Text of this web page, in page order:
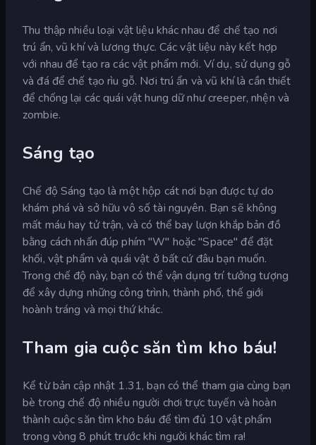
Thu thập nhiều loại vật liệu khác nhau để chế tạo nơi
trú ẩn, vũ khí và lương thực. Các vật liệu này kết hợp
với nhau để tạo ra các vật phẩm mới. Ví dụ, sử dụng gỗ
và đá để chế tạo rìu gỗ. Nơi trú ẩn và vũ khí là cần thiết
để chống lại các quái vật hung dữ như creeper, nhện và
zombie.
Sáng tạo
Chế độ Sáng tạo là một hộp cát nơi bạn được tự do
khám phá và sở hữu vô số tài nguyên. Bạn sẽ không
mất máu hay tử trận, và có thể bay lượn khắp bản đồ
bằng cách nhấn đúp phím "W" hoặc "Space" để đặt
khối, vật phẩm và quái vật ở bất cứ đâu bạn muốn.
Trong chế độ này, bạn có thể vận dụng trí tưởng tượng
để xây dựng những công trình, thành phố, thế giới
hoành tráng và mọi thứ khác.
Tham gia cuộc săn tìm kho báu!
Kể từ bản cập nhật 1.31, bạn có thể tham gia cùng bạn
bè trong chế độ nhiều người chơi trực tuyến và hoàn
thành cuộc săn tìm kho báu để tìm đủ 10 vật phẩm
trong vòng 8 phút trước khi người khác tìm ra!